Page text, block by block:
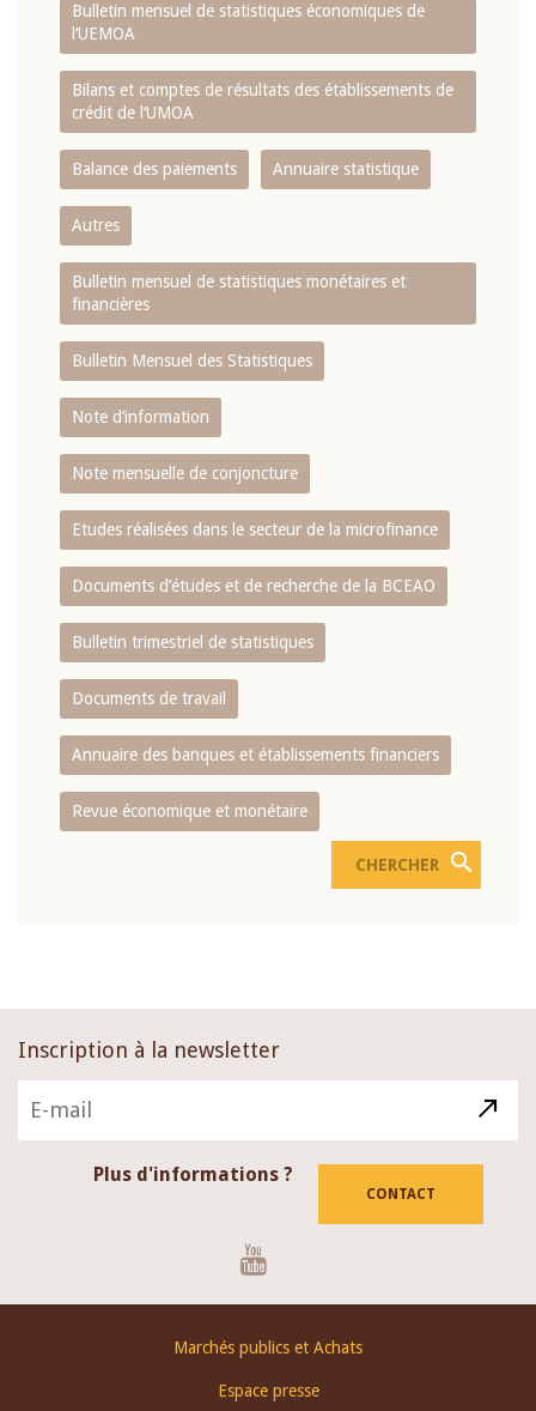
Bulletin mensuel de statistiques économiques de
l‘UEMOA
Bilans et comptes de résultats des établissements de
crédit de l‘UMOA
Balance des paiements Annuaire statistique
Autres
Bulletin mensuel de statistiques monétaires et
financières
Bulletin Mensuel des Statistiques
Note d’information
Note mensuelle de conjoncture
Etudes réalisées dans le secteur de la microfinance
Documents d’études et de recherche de la BCEAO
Bulletin trimestriel de statistiques
Documents de travail
Annuaire des banques et établissements financiers
Revue économique et monétaire
Inscription à la newsletter
Plus d'informations ?
CONTACT
Marchés publics et Achats
Espace presse